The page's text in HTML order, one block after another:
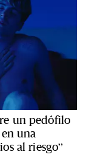
un pedófilo
una
al riesgo”